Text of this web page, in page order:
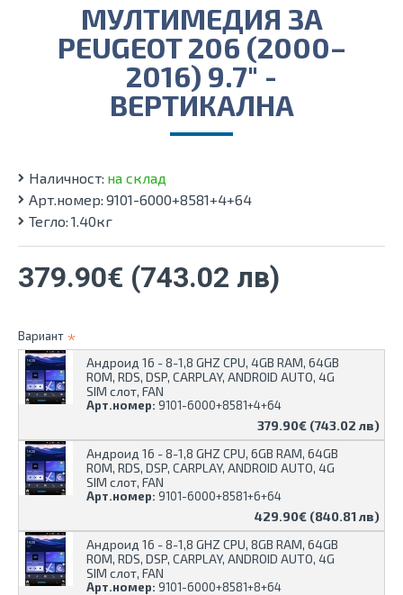
МУЛТИМЕДИЯ ЗА
PEUGEOT 206 (2000–
2016) 9.7″ -
ВЕРТИКАЛНА
Наличност: на склад
Арт.номер: 9101-6000+8581+4+64
Тегло: 1.40кг
379.90€ (743.02 лв)
Вариант
379.90€ (743.02 лв)
Андроид 16 - 8-1,8 GHZ CPU, 4GB RAM, 64GB
ROM, RDS, DSP, CARPLAY, ANDROID AUTO, 4G
SIM слот, FAN
Арт.номер: 9101-6000+8581+4+64
429.90€ (840.81 лв)
Андроид 16 - 8-1,8 GHZ CPU, 6GB RAM, 64GB
ROM, RDS, DSP, CARPLAY, ANDROID AUTO, 4G
SIM слот, FAN
Арт.номер: 9101-6000+8581+6+64
Андроид 16 - 8-1,8 GHZ CPU, 8GB RAM, 64GB
ROM, RDS, DSP, CARPLAY, ANDROID AUTO, 4G
SIM слот, FAN
Арт.номер: 9101-6000+8581+8+64